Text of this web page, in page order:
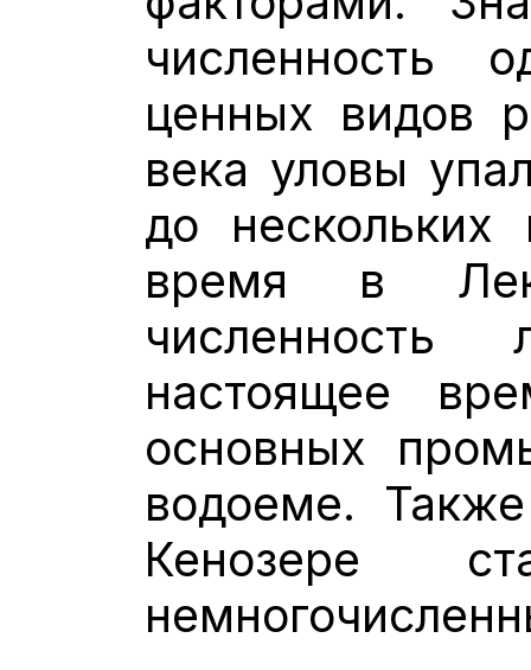
численность
ценных видов
века уловы
до
время в
настоящее
основных
водоеме.
Кенозере